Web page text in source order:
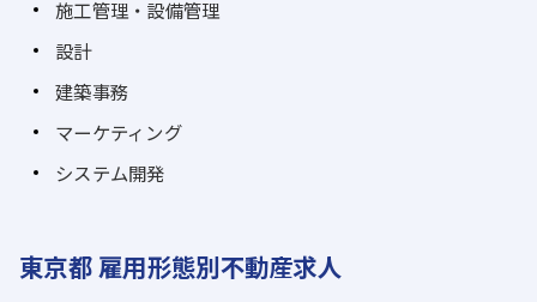
施工管理・設備管理
設計
建築事務
マーケティング
システム開発
東京都 雇用形態別不動産求人